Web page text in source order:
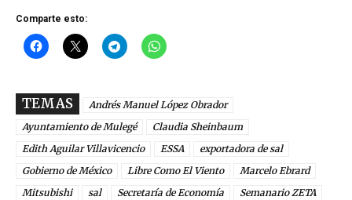
Comparte esto:
TEMAS
Andrés Manuel López Obrador
Ayuntamiento de Mulegé
Claudia Sheinbaum
Edith Aguilar Villavicencio
ESSA
exportadora de sal
Gobierno de México
Libre Como El Viento
Marcelo Ebrard
Mitsubishi
sal Secretaría de Economía
Semanario ZETA